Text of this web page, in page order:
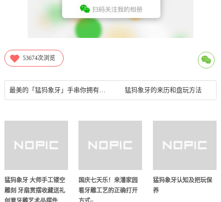
53674次浏览
最美的「猛犸象牙」手串你拥有哪几种？ 猛犸象牙的来历和盘玩方法
猛犸象牙 大师手工镂空
雕刻 牙扇赏摆收藏送礼
国庆七天乐！来潘家园
看牙雕工艺的正确打开
猛犸象牙认知及把玩保
养